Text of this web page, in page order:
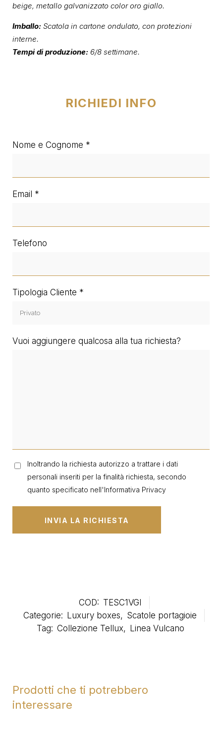
beige, metallo galvanizzato color oro giallo.
Imballo: Scatola in cartone ondulato, con protezioni
interne.
Tempi di produzione: 6/8 settimane.
RICHIEDI INFO
Nome e Cognome
Email
Telefono
Tipologia Cliente
Vuoi aggiungere qualcosa alla tua richiesta?
Inoltrando la richiesta autorizzo a trattare i dati
personali inseriti per la finalità richiesta, secondo
quanto specificato nell'Informativa Privacy
COD: TESC1VGI
Categorie: Luxury boxes, Scatole portagioie
Tag: Collezione Tellux, Linea Vulcano
Prodotti che ti potrebbero
interessare